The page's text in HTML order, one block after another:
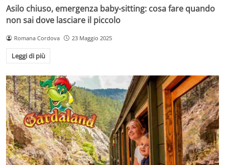
Asilo chiuso, emergenza baby-sitting: cosa fare quando
non sai dove lasciare il piccolo
Romana Cordova 23 Maggio 2025
Leggi di più